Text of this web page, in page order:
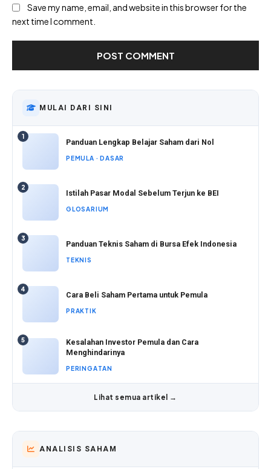
Save my name, email, and website in this browser for the
next time I comment.
MULAI DARI SINI
1
Panduan Lengkap Belajar Saham dari Nol
PEMULA · DASAR
2
Istilah Pasar Modal Sebelum Terjun ke BEI
GLOSARIUM
3
Panduan Teknis Saham di Bursa Efek Indonesia
TEKNIS
4
Cara Beli Saham Pertama untuk Pemula
PRAKTIK
5
Kesalahan Investor Pemula dan Cara
Menghindarinya
PERINGATAN
Lihat semua artikel →
ANALISIS SAHAM